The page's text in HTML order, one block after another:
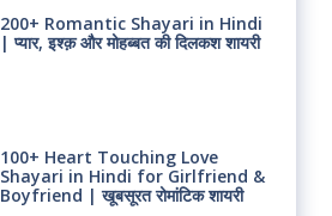
200+ Romantic Shayari in Hindi
| प्यार, इश्क़ और मोहब्बत की दिलकश शायरी
100+ Heart Touching Love
Shayari in Hindi for Girlfriend &
Boyfriend | खूबसूरत रोमांटिक शायरी